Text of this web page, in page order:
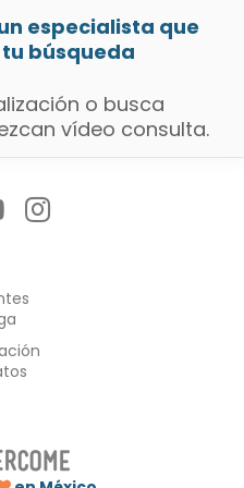
especialista que
búsqueda
o busca
vídeo consulta.